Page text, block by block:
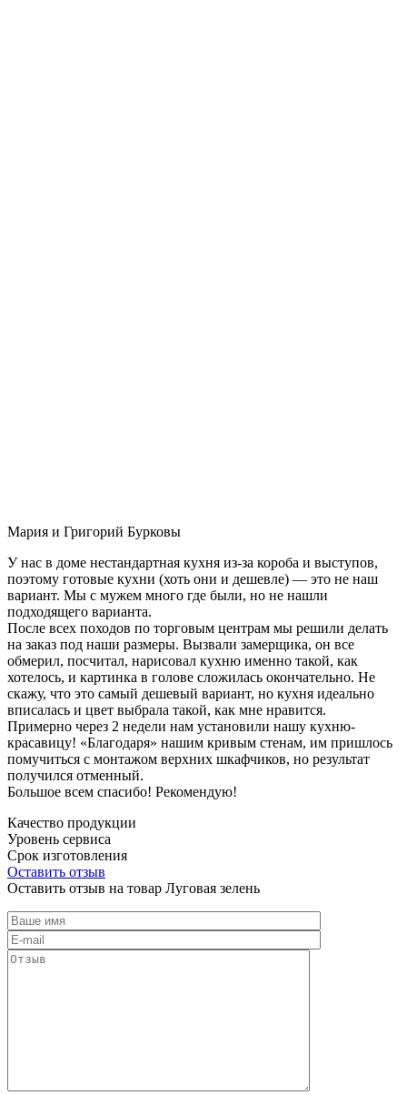
Мария и Григорий Бурковы
У нас в доме нестандартная кухня из-за короба и выступов,
поэтому готовые кухни (хоть они и дешевле) — это не наш
вариант. Мы с мужем много где были, но не нашли
подходящего варианта.
После всех походов по торговым центрам мы решили делать
на заказ под наши размеры. Вызвали замерщика, он все
обмерил, посчитал, нарисовал кухню именно такой, как
хотелось, и картинка в голове сложилась окончательно. Не
скажу, что это самый дешевый вариант, но кухня идеально
вписалась и цвет выбрала такой, как мне нравится.
Примерно через 2 недели нам установили нашу кухню-
красавицу! «Благодаря» нашим кривым стенам, им пришлось
помучиться с монтажом верхних шкафчиков, но результат
получился отменный.
Большое всем спасибо! Рекомендую!
Качество продукции
Уровень сервиса
Срок изготовления
Оставить отзыв
Оставить отзыв на товар Луговая зелень